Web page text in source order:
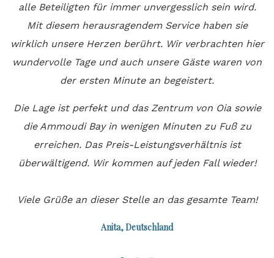
alle Beteiligten für immer unvergesslich sein wird.
Mit diesem herausragendem Service haben sie
wirklich unsere Herzen berührt. Wir verbrachten hier
wundervolle Tage und auch unsere Gäste waren von
der ersten Minute an begeistert.
Die Lage ist perfekt und das Zentrum von Oia sowie
die Ammoudi Bay in wenigen Minuten zu Fuß zu
erreichen. Das Preis-Leistungsverhältnis ist
überwältigend. Wir kommen auf jeden Fall wieder!
Viele Grüße an dieser Stelle an das gesamte Team!
Anita, Deutschland